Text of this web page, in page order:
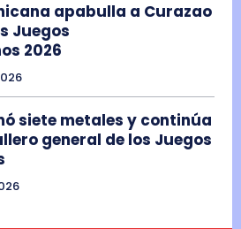
apabulla a Curazao
Juegos
2026
siete metales y continúa
general de los Juegos